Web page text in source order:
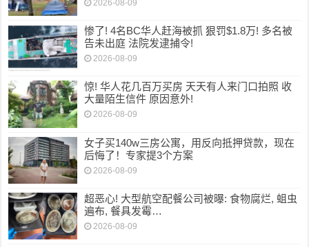
2026-08-09
惨了! 4名BC华人赶海被抓 狠罚$1.8万! 多名被
告未出庭 法院发逮捕令!
2026-08-09
惊! 华人花几百万买房 天天有人来门口拍照 收
大量陌生信件 原因意外!
2026-08-09
女子买140w三房公寓，用反向抵押贷款，现在
后悔了！专家提3个方案
2026-08-09
超恶心! 大型航空配餐公司被曝: 食物腐烂, 蛆虫
遍布, 餐具发霉…
2026-08-09